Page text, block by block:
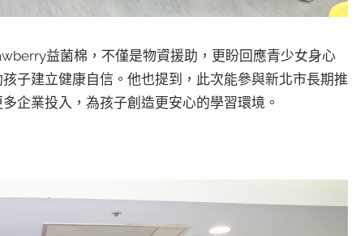
益菌棉，不僅是物資援助，更盼回應青少女身心
子建立健康自信。他也提到，此次能參與新北市長期推
企業投入，為孩子創造更安心的學習環境。